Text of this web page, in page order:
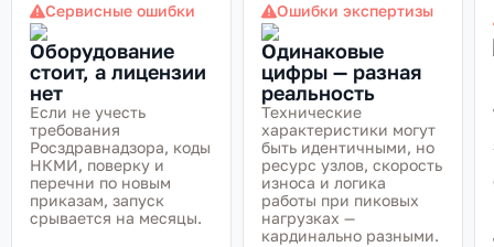
Сервисные ошибки
Оборудование
стоит, а лицензии
нет
Если не учесть
требования
Росздравнадзора, коды
НКМИ, поверку и
перечни по новым
приказам, запуск
срывается на месяцы.
Ошибки экспертизы
Одинаковые
цифры — разная
реальность
Технические
характеристики могут
быть идентичными, но
ресурс узлов, скорость
износа и логика
работы при пиковых
нагрузках —
кардинально разными.